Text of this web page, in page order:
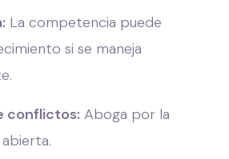
La competencia puede
si se maneja
conflictos: Aboga por la